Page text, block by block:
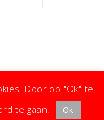
Door op "Ok" te
te gaan.
Ok